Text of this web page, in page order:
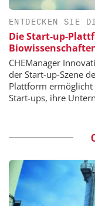
ENTDECKEN SIE
Die Start-up-
CHEManager
der Start-up-Szene
Plattform ermöglicht
Start-ups, ihre